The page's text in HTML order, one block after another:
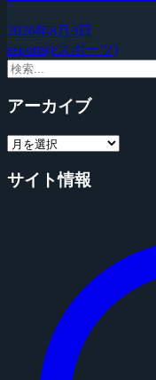
2026年8月3日
esports(eスポーツ)
アーカイブ
サイト情報